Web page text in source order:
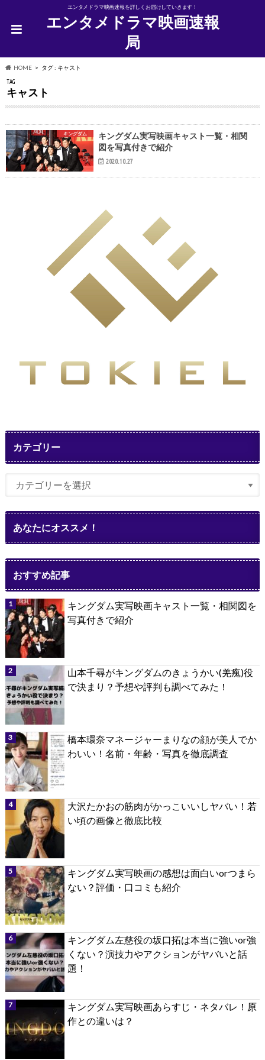
エンタメドラマ映画速報を詳しくお届けしていきます！
エンタメドラマ映画速報
局
HOME タグ : キャスト
TAG
キャスト
キングダム
キングダム実写映画キャスト一覧・相関
図を写真付きで紹介
2020.10.27
カテゴリー
あなたにオススメ！
おすすめ記事
キングダム実写映画キャスト一覧・相関図を
写真付きで紹介
山本千尋がキングダムのきょうかい(羌瘣)役
で決まり？予想や評判も調べてみた！
橋本環奈マネージャーまりなの顔が美人でか
わいい！名前・年齢・写真を徹底調査
大沢たかおの筋肉がかっこいいしヤバい！若
い頃の画像と徹底比較
キングダム実写映画の感想は面白いorつまら
ない？評価・口コミも紹介
キングダム左慈役の坂口拓は本当に強いor強
くない？演技力やアクションがヤバいと話
題！
キングダム実写映画あらすじ・ネタバレ！原
作との違いは？